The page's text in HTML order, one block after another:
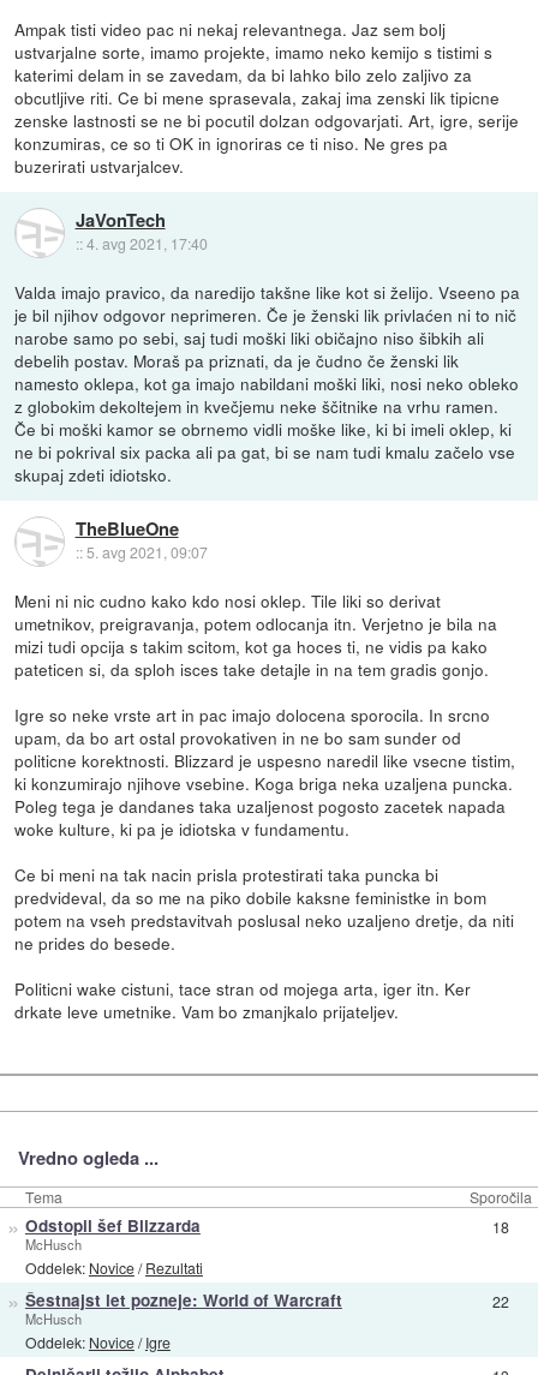
Ampak tisti video pac ni nekaj relevantnega. Jaz sem bolj
ustvarjalne sorte, imamo projekte, imamo neko kemijo s tistimi s
katerimi delam in se zavedam, da bi lahko bilo zelo zaljivo za
obcutljive riti. Ce bi mene sprasevala, zakaj ima zenski lik tipicne
zenske lastnosti se ne bi pocutil dolzan odgovarjati. Art, igre, serije
konzumiras, ce so ti OK in ignoriras ce ti niso. Ne gres pa
buzerirati ustvarjalcev.
JaVonTech
::4. avg 2021, 17:40
Valda imajo pravico, da naredijo takšne like kot si želijo. Vseeno pa
je bil njihov odgovor neprimeren. Če je ženski lik privlaćen ni to nič
narobe samo po sebi, saj tudi moški liki običajno niso šibkih ali
debelih postav. Moraš pa priznati, da je čudno če ženski lik
namesto oklepa, kot ga imajo nabildani moški liki, nosi neko obleko
z globokim dekoltejem in kvečjemu neke ščitnike na vrhu ramen.
Če bi moški kamor se obrnemo vidli moške like, ki bi imeli oklep, ki
ne bi pokrival six packa ali pa gat, bi se nam tudi kmalu začelo vse
skupaj zdeti idiotsko.
TheBlueOne
::5. avg 2021, 09:07
Meni ni nic cudno kako kdo nosi oklep. Tile liki so derivat
umetnikov, preigravanja, potem odlocanja itn. Verjetno je bila na
mizi tudi opcija s takim scitom, kot ga hoces ti, ne vidis pa kako
pateticen si, da sploh isces take detajle in na tem gradis gonjo.
Igre so neke vrste art in pac imajo dolocena sporocila. In srcno
upam, da bo art ostal provokativen in ne bo sam sunder od
politicne korektnosti. Blizzard je uspesno naredil like vsecne tistim,
ki konzumirajo njihove vsebine. Koga briga neka uzaljena puncka.
Poleg tega je dandanes taka uzaljenost pogosto zacetek napada
woke kulture, ki pa je idiotska v fundamentu.
Ce bi meni na tak nacin prisla protestirati taka puncka bi
predvideval, da so me na piko dobile kaksne feministke in bom
potem na vseh predstavitvah poslusal neko uzaljeno dretje, da niti
ne prides do besede.
Politicni wake cistuni, tace stran od mojega arta, iger itn. Ker
drkate leve umetnike. Vam bo zmanjkalo prijateljev.
Vredno ogleda ...
Tema Sporočila
» Odstopil šef Blizzarda
McHusch
Oddelek: Novice/Rezultati
18
» Šestnajst let pozneje: World of Warcraft
McHusch
Oddelek: Novice/Igre
22